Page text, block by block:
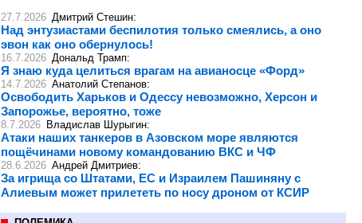
27.7.2026 Дмитрий Стешин:
Над энтузиастами беспилотия только смеялись, а оно
эвон как оно обернулось!
16.7.2026 Дональд Трамп:
Я знаю куда целиться врагам на авианосце «Форд»
14.7.2026 Анатолий Степанов:
Освободить Харьков и Одессу невозможно, Херсон и
Запорожье, вероятно, тоже
8.7.2026 Владислав Шурыгин:
Атаки наших танкеров в Азовском море являются
пощёчинами новому командованию ВКС и ЧФ
28.6.2026 Андрей Дмитриев:
За игрища со Штатами, ЕС и Израилем Пашиняну с
Алиевым может прилететь по носу дроном от КСИР